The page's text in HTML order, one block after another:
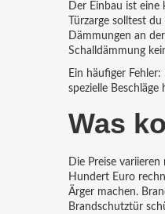
Der Einbau ist
Türzarge solltest
Dämmungen an
Schalldämmung
Ein häufiger
spezielle
Was
Die Preise
Hundert Euro
Ärger machen.
Brandschutztür